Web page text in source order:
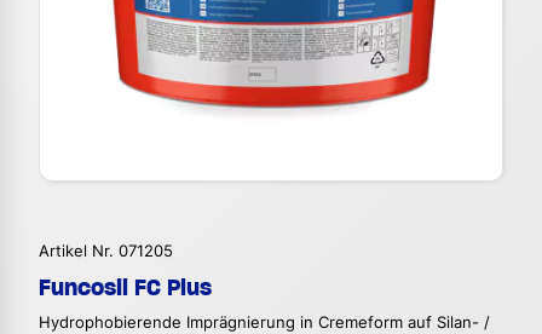
Artikel Nr. 071205
Funcosil FC Plus
Hydrophobierende Imprägnierung in Cremeform auf Silan- /